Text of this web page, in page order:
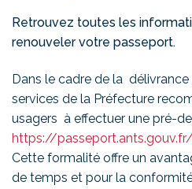
Retrouvez toutes les
renouveler votre passeport.
Dans le cadre de la délivrance
services de la Préfecture
usagers à effectuer une pré-
https://
Cette formalité offre un
de temps et pour la